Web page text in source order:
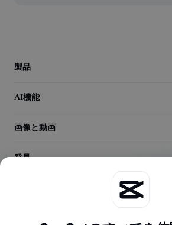
動画のトリミング
動画への字幕追加
製品
AI機能
画像と動画
発見